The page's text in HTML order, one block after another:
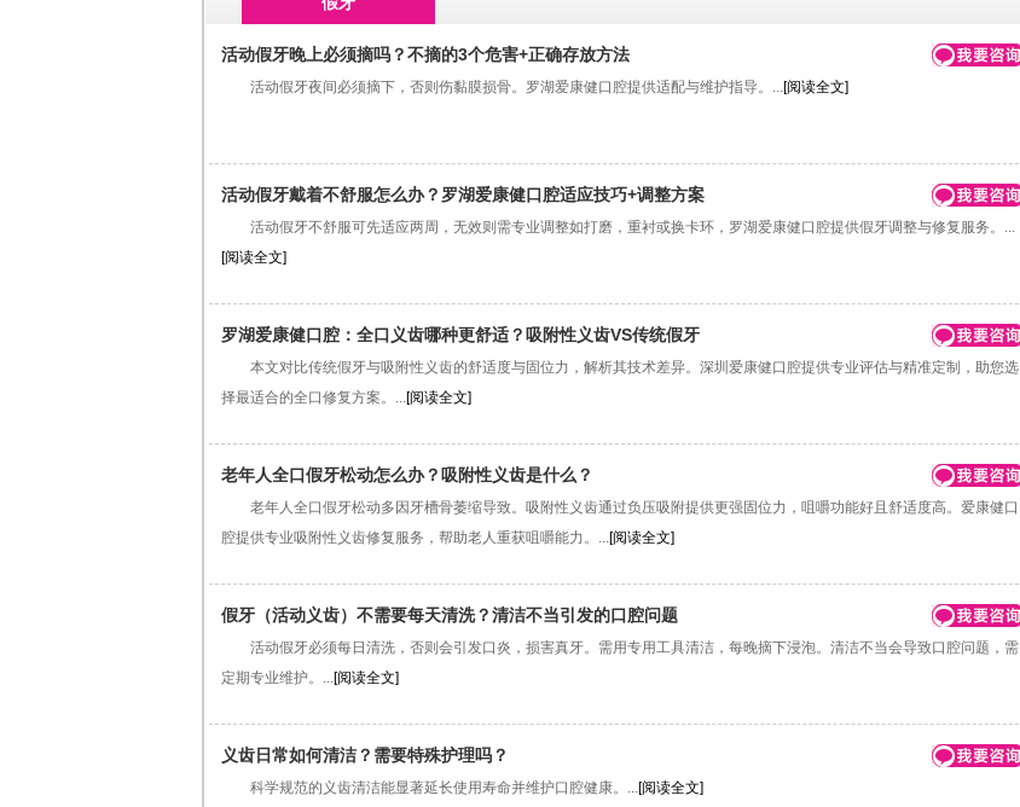
活动假牙晚上必须摘吗？不摘的3个危害+正确存放方法
活动假牙夜间必须摘下，否则伤黏膜损骨。罗湖爱康健口腔提供适配与维护指导。...[阅读全文]
活动假牙戴着不舒服怎么办？罗湖爱康健口腔适应技巧+调整方案
活动假牙不舒服可先适应两周，无效则需专业调整如打磨，重衬或换卡环，罗湖爱康健口腔提供假牙调整与修复服务。...
[阅读全文]
罗湖爱康健口腔：全口义齿哪种更舒适？吸附性义齿VS传统假牙
本文对比传统假牙与吸附性义齿的舒适度与固位力，解析其技术差异。深圳爱康健口腔提供专业评估与精准定制，助您选
择最适合的全口修复方案。...[阅读全文]
老年人全口假牙松动怎么办？吸附性义齿是什么？
老年人全口假牙松动多因牙槽骨萎缩导致。吸附性义齿通过负压吸附提供更强固位力，咀嚼功能好且舒适度高。爱康健口
腔提供专业吸附性义齿修复服务，帮助老人重获咀嚼能力。...[阅读全文]
假牙（活动义齿）不需要每天清洗？清洁不当引发的口腔问题
活动假牙必须每日清洗，否则会引发口炎，损害真牙。需用专用工具清洁，每晚摘下浸泡。清洁不当会导致口腔问题，需
定期专业维护。...[阅读全文]
义齿日常如何清洁？需要特殊护理吗？
科学规范的义齿清洁能显著延长使用寿命并维护口腔健康。...[阅读全文]